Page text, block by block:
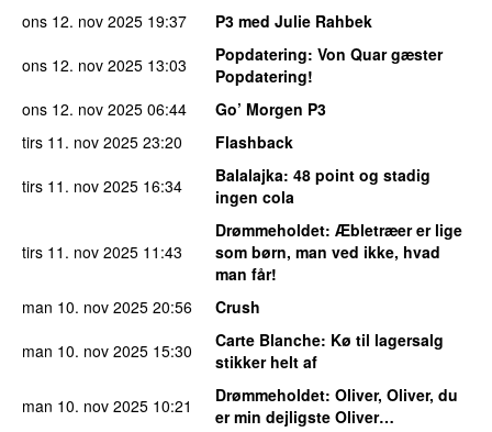
ons 12. nov 2025 19:37
P3 med Julie Rahbek
ons 12. nov 2025 13:03 Popdatering: Von Quar gæster
Popdatering!
ons 12. nov 2025 06:44
Go’ Morgen P3
tirs 11. nov 2025 23:20
Flashback
tirs 11. nov 2025 16:34 Balalajka: 48 point og stadig
ingen cola
tirs 11. nov 2025 11:43
Drømmeholdet: Æbletræer er lige
som børn, man ved ikke, hvad
man får!
man 10. nov 2025 20:56
Crush
man 10. nov 2025 15:30 Carte Blanche: Kø til lagersalg
stikker helt af
man 10. nov 2025 10:21 Drømmeholdet: Oliver, Oliver, du
er min dejligste Oliver…